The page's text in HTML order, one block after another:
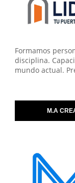
Formamos
disciplina.
mundo actual.
M.A